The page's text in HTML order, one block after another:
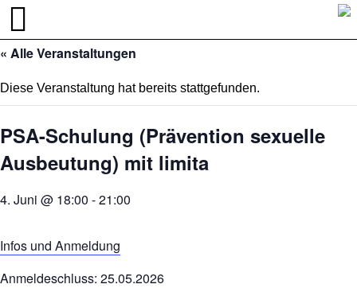
« Alle Veranstaltungen
Diese Veranstaltung hat bereits stattgefunden.
PSA-Schulung (Prävention sexuelle
Ausbeutung) mit limita
4. Juni @ 18:00 -21:00
Infos und Anmeldung
Anmeldeschluss: 25.05.2026